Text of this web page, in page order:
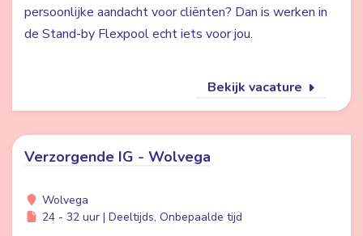
persoonlijke aandacht voor cliënten? Dan is werken in
de Stand-by Flexpool echt iets voor jou.
Bekijk vacature
Verzorgende IG - Wolvega
Wolvega
24 - 32 uur | Deeltijds, Onbepaalde tijd